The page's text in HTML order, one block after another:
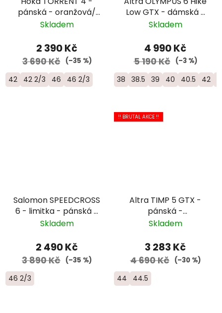
pánská - oranžová/
žlutá
Skladem
2 390 Kč
3 690 Kč (–35 %)
42 42 2/3 46 46 2/3
Low GTX - dámská -
černá
Skladem
4 990 Kč
5 190 Kč (–3 %)
38 38.5 39 40 40.5 42
Salomon SPEEDCROSS
6 - limitka - pánská -
černá/modrá/
Skladem
2 490 Kč
3 890 Kč (–35 %)
46 2/3
!! BRUTAL AKCE !!
Altra TIMP 5 GTX -
pánská -
černá/oranžová
Skladem
3 283 Kč
4 690 Kč (–30 %)
44 44.5